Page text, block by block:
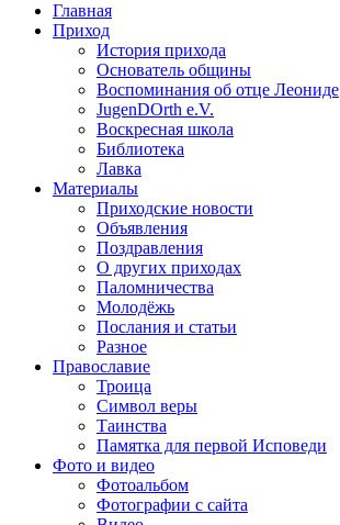
Главная
Приход
История прихода
Основатель общины
Воспоминания об отце Леониде
JugenDOrth e.V.
Воскресная школа
Библиотека
Лавка
Материалы
Приходские новости
Объявления
Поздравления
О других приходах
Паломничества
Молодёжь
Послания и статьи
Разное
Православие
Троица
Символ веры
Таинства
Памятка для первой Исповеди
Фото и видео
Фотоальбом
Фотографии с сайта